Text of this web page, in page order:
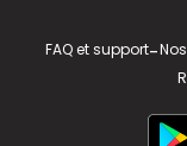
FAQ et support-